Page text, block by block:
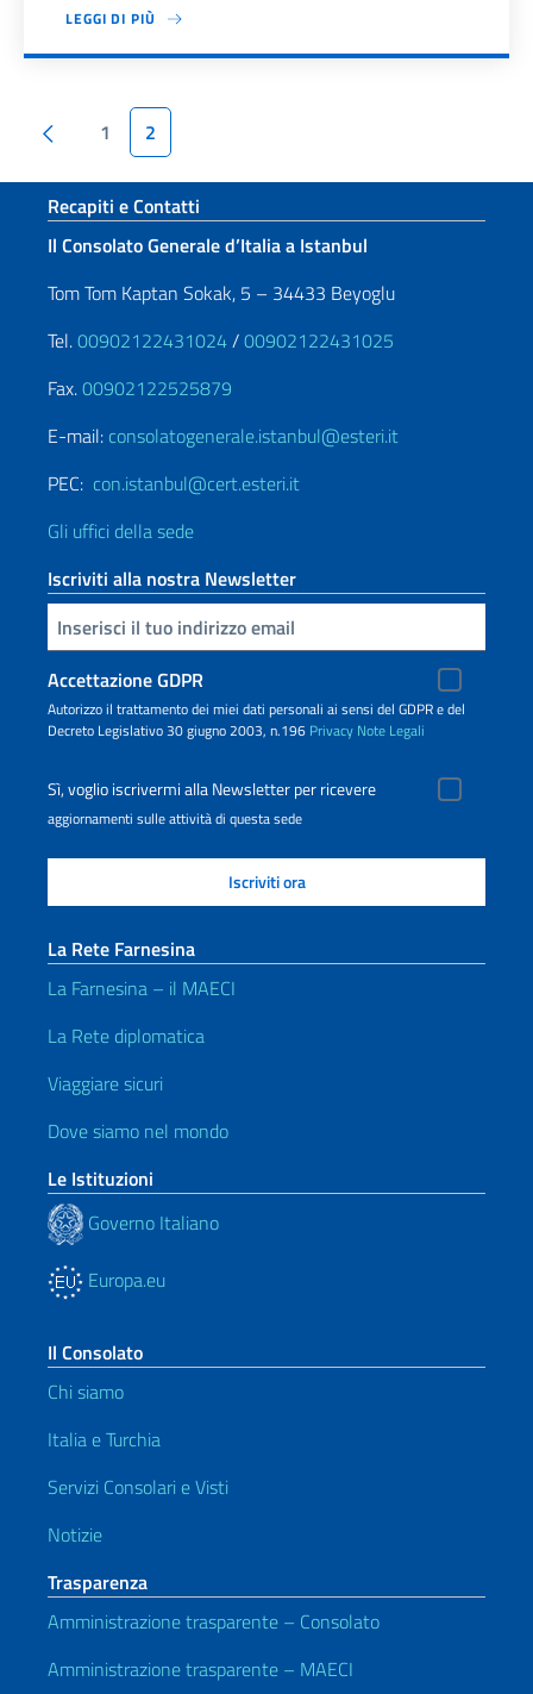
LEGGI DI PIÙ
Paginazione
Pagina precedente
1 2
Sezione footer
Recapiti e Contatti
Il Consolato Generale d’Italia a Istanbul
Tom Tom Kaptan Sokak, 5 – 34433 Beyoglu
Tel.00902122431024/00902122431025
Fax.00902122525879
E-mail: consolatogenerale.istanbul@esteri.it
PEC: con.istanbul@cert.esteri.it
Gli uffici della sede
Iscriviti alla nostra Newsletter
Inserisci la tua email
Accettazione GDPR
Autorizzo il trattamento dei miei dati personali ai sensi del GDPR e del
Decreto Legislativo 30 giugno 2003, n.196 Privacy Note Legali
Sì, voglio iscrivermi alla Newsletter per ricevere
aggiornamenti sulle attività di questa sede
La Rete Farnesina
La Farnesina – il MAECI
La Rete diplomatica
Viaggiare sicuri
Dove siamo nel mondo
Le Istituzioni
Governo Italiano
Europa.eu
Il Consolato
Chi siamo
Italia e Turchia
Servizi Consolari e Visti
Notizie
Trasparenza
Amministrazione trasparente – Consolato
Amministrazione trasparente – MAECI